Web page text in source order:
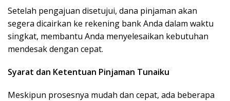
Setelah pengajuan disetujui, dana pinjaman akan
segera dicairkan ke rekening bank Anda dalam waktu
singkat, membantu Anda menyelesaikan kebutuhan
mendesak dengan cepat.
Syarat dan Ketentuan Pinjaman Tunaiku
Meskipun prosesnya mudah dan cepat, ada beberapa